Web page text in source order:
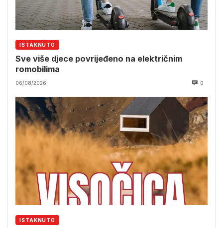
ISTAKNUTO
Sve više djece povrijeđeno na električnim
romobilima
06/08/2026 0
ISTAKNUTO